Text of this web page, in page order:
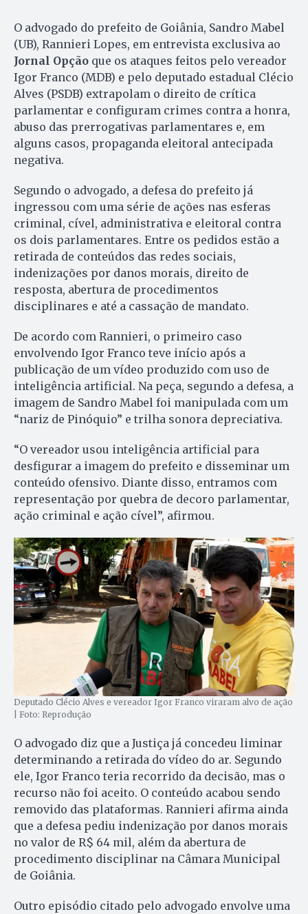
O advogado do prefeito de Goiânia, Sandro Mabel
(UB), Rannieri Lopes, em entrevista exclusiva ao
Jornal Opção que os ataques feitos pelo vereador
Igor Franco (MDB) e pelo deputado estadual Clécio
Alves (PSDB) extrapolam o direito de crítica
parlamentar e configuram crimes contra a honra,
abuso das prerrogativas parlamentares e, em
alguns casos, propaganda eleitoral antecipada
negativa.
Segundo o advogado, a defesa do prefeito já
ingressou com uma série de ações nas esferas
criminal, cível, administrativa e eleitoral contra
os dois parlamentares. Entre os pedidos estão a
retirada de conteúdos das redes sociais,
indenizações por danos morais, direito de
resposta, abertura de procedimentos
disciplinares e até a cassação de mandato.
De acordo com Rannieri, o primeiro caso
envolvendo Igor Franco teve início após a
publicação de um vídeo produzido com uso de
inteligência artificial. Na peça, segundo a defesa, a
imagem de Sandro Mabel foi manipulada com um
“nariz de Pinóquio” e trilha sonora depreciativa.
“O vereador usou inteligência artificial para
desfigurar a imagem do prefeito e disseminar um
conteúdo ofensivo. Diante disso, entramos com
representação por quebra de decoro parlamentar,
ação criminal e ação cível”, afirmou.
Deputado Clécio Alves e vereador Igor Franco viraram alvo de ação
| Foto: Reprodução
O advogado diz que a Justiça já concedeu liminar
determinando a retirada do vídeo do ar. Segundo
ele, Igor Franco teria recorrido da decisão, mas o
recurso não foi aceito. O conteúdo acabou sendo
removido das plataformas. Rannieri afirma ainda
que a defesa pediu indenização por danos morais
no valor de R$ 64 mil, além da abertura de
procedimento disciplinar na Câmara Municipal
de Goiânia.
Outro episódio citado pelo advogado envolve uma